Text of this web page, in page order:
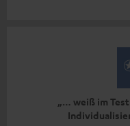
„… weiß im